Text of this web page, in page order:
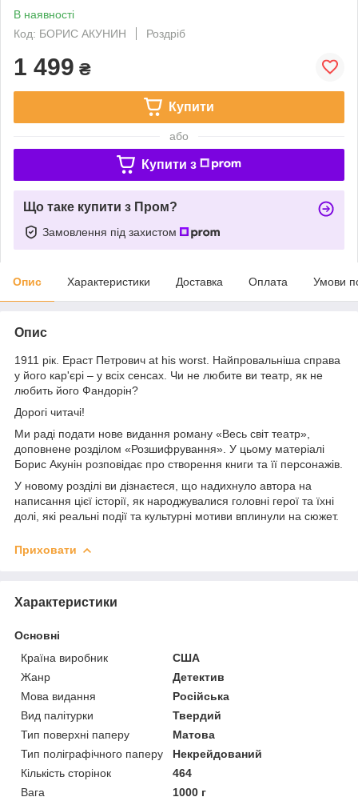
В наявності
Код: БОРИС АКУНИН
Роздріб
1 499 ₴
Купити
або
Купити з
Що таке купити з Пром?
Замовлення під захистом
Опис Характеристики Доставка Оплата Умови
Опис
1911 рік. Ераст Петрович at his worst. Найпровальніша справа
у його кар'єрі – у всіх сенсах. Чи не любите ви театр, як не
любить його Фандорін?
Дорогі читачі!
Ми раді подати нове видання роману «Весь світ театр»,
доповнене розділом «Розшифрування». У цьому матеріалі
Борис Акунін розповідає про створення книги та її персонажів.
У новому розділі ви дізнаєтеся, що надихнуло автора на
написання цієї історії, як народжувалися головні герої та їхні
долі, які реальні події та культурні мотиви вплинули на сюжет.
Приховати
Характеристики
Основні
Країна виробник
США
Жанр
Детектив
Мова видання
Російська
Вид палітурки
Твердий
Тип поверхні паперу
Матова
Тип поліграфічного паперу
Некрейдований
Кількість сторінок
464
Вага
1000 г